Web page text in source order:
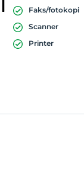
Faks/fotokopi
Scanner
Printer